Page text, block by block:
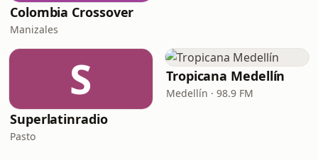
Colombia Crossover
Manizales
S
Superlatinradio
Pasto
Tropicana Medellín
Medellín · 98.9 FM